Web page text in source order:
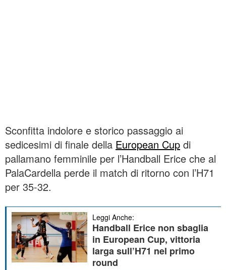
Sconfitta indolore e storico passaggio ai
sedicesimi di finale della European Cup di
pallamano femminile per l’Handball Erice che al
PalaCardella perde il match di ritorno con l’H71
per 35-32.
Leggi Anche:
Handball Erice non sbaglia
in European Cup, vittoria
larga sull’H71 nel primo
round